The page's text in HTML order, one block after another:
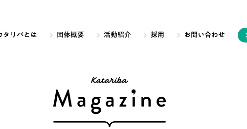
タリバとは 団体概要 活動紹介 採用 お問い合わせ